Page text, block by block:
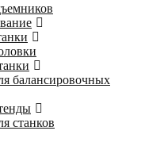
балансировочных
станков